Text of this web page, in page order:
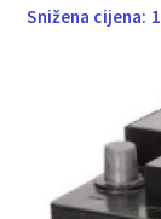
Snižena cijena: